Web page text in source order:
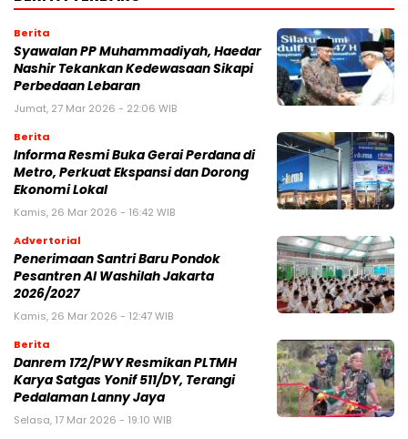
Berita
Syawalan PP Muhammadiyah, Haedar
Nashir Tekankan Kedewasaan Sikapi
Perbedaan Lebaran
Jumat, 27 Mar 2026 - 22:06 WIB
Berita
Informa Resmi Buka Gerai Perdana di
Metro, Perkuat Ekspansi dan Dorong
Ekonomi Lokal
Kamis, 26 Mar 2026 - 16:42 WIB
Advertorial
Penerimaan Santri Baru Pondok
Pesantren Al Washilah Jakarta
2026/2027
Kamis, 26 Mar 2026 - 12:47 WIB
Berita
Danrem 172/PWY Resmikan PLTMH
Karya Satgas Yonif 511/DY, Terangi
Pedalaman Lanny Jaya
Selasa, 17 Mar 2026 - 19:10 WIB